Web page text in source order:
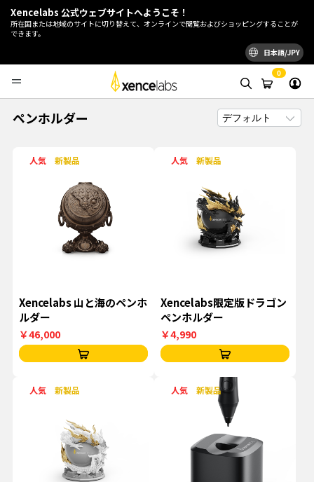
Xencelabs 公式ウェブサイトへようこそ！
所在国または地域のサイトに切り替えて、オンラインで閲覧およびショッピングすることが
できます。
日本語/JPY
0
ペンホルダー
人気 新製品
Xencelabs 山と海のペンホ
ルダー
￥46,000
人気 新製品
Xencelabs限定版ドラゴン
ペンホルダー
￥4,990
人気 新製品 人気 新製品